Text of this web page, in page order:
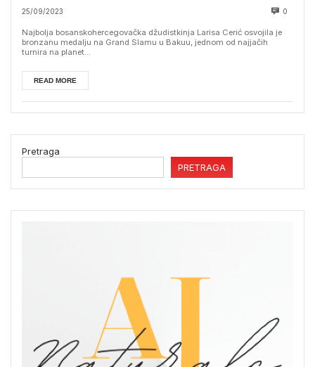
25/09/2023 0
Najbolja bosanskohercegovačka džudistkinja Larisa Cerić osvojila je
bronzanu medalju na Grand Slamu u Bakuu, jednom od najjačih
turnira na planet...
READ MORE
Pretraga
PRETRAGA